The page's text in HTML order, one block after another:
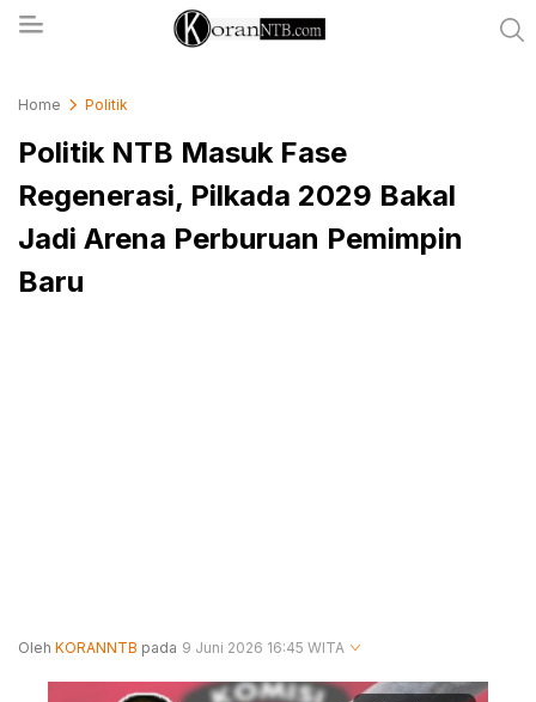
Home Politik
Politik NTB Masuk Fase
Regenerasi, Pilkada 2029 Bakal
Jadi Arena Perburuan Pemimpin
Baru
Oleh KORANNTB pada 9 Juni 2026 16:45 WITA